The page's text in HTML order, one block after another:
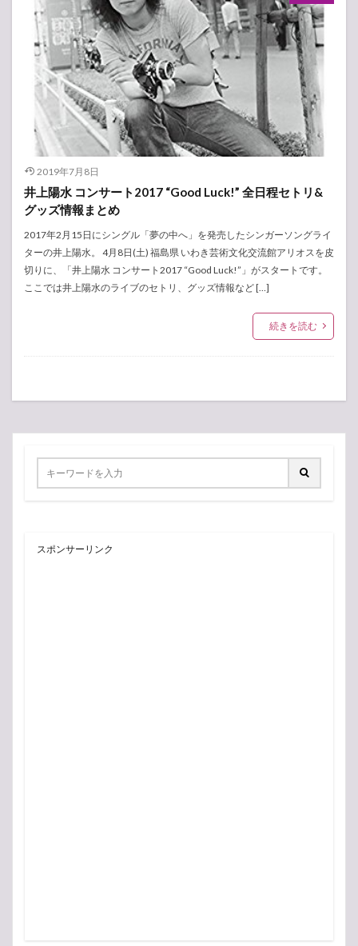
2019年7月8日
井上陽水 コンサート2017 “Good Luck!” 全日程セトリ&
グッズ情報まとめ
2017年2月15日にシングル「夢の中へ」を発売したシンガーソングライ
ターの井上陽水。 4月8日(土) 福島県 いわき芸術文化交流館アリオスを皮
切りに、「井上陽水 コンサート2017 “Good Luck!”」がスタートです。
ここでは井上陽水のライブのセトリ、グッズ情報など […]
続きを読む
スポンサーリンク